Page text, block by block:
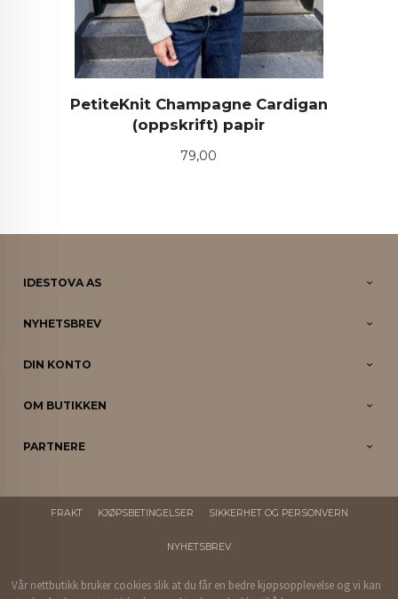
PetiteKnit Champagne Cardigan
(oppskrift) papir
Pris
79,00
IDESTOVA AS
NYHETSBREV
DIN KONTO
OM BUTIKKEN
PARTNERE
FRAKT KJØPSBETINGELSER SIKKERHET OG PERSONVERN
NYHETSBREV
Vår nettbutikk bruker cookies slik at du får en bedre kjøpsopplevelse og vi kan